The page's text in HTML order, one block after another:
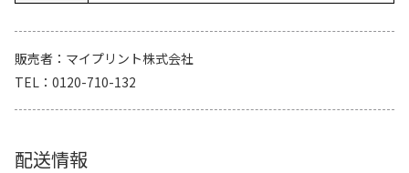
販売者
マイプリント株式会社
TEL
0120-710-132
配送情報